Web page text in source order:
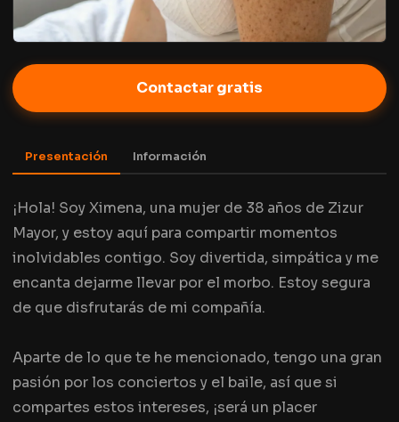
Contactar gratis
Presentación Información
¡Hola! Soy Ximena, una mujer de 38 años de Zizur
Mayor, y estoy aquí para compartir momentos
inolvidables contigo. Soy divertida, simpática y me
encanta dejarme llevar por el morbo. Estoy segura
de que disfrutarás de mi compañía.
Aparte de lo que te he mencionado, tengo una gran
pasión por los conciertos y el baile, así que si
compartes estos intereses, ¡será un placer